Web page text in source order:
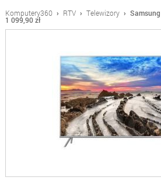
Komputery360 › RTV › Telewizory ›
1 099,90 zł